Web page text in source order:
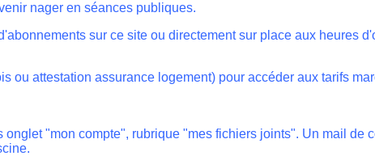
nager en séances publiques.
sur ce site ou directement sur place aux heures
ou attestation assurance logement) pour accéder aux tarifs
"mon compte", rubrique "mes fichiers joints". Un mail de